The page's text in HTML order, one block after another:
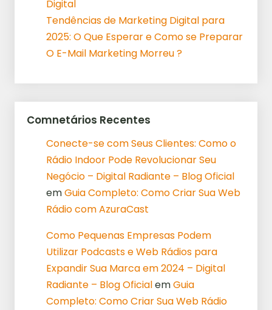
Digital
Tendências de Marketing Digital para
2025: O Que Esperar e Como se Preparar
O E-Mail Marketing Morreu ?
Comnetários Recentes
Conecte-se com Seus Clientes: Como o
Rádio Indoor Pode Revolucionar Seu
Negócio – Digital Radiante – Blog Oficial
emGuia Completo: Como Criar Sua Web
Rádio com AzuraCast
Como Pequenas Empresas Podem
Utilizar Podcasts e Web Rádios para
Expandir Sua Marca em 2024 – Digital
Radiante – Blog OficialemGuia
Completo: Como Criar Sua Web Rádio